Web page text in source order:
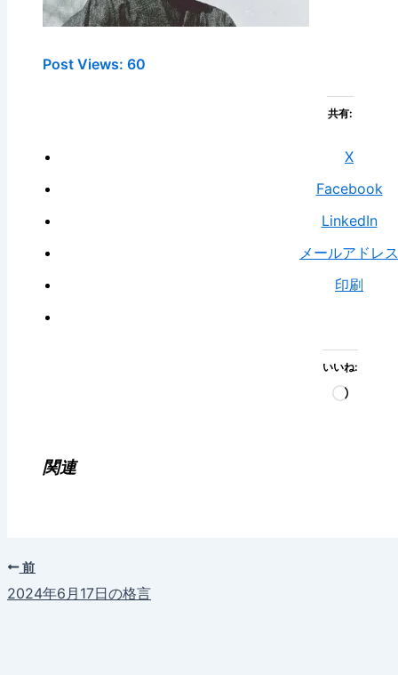
Post Views: 60
共有:
X
Facebook
LinkedIn
メールアドレス
印刷
いいね:
読
関連
前
2024年6月17日の格言